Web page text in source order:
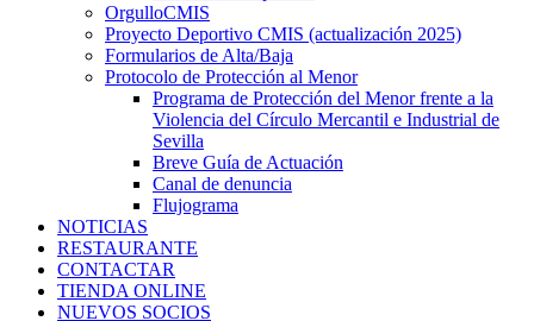
OrgulloCMIS
Proyecto Deportivo CMIS (actualización 2025)
Formularios de Alta/Baja
Protocolo de Protección al Menor
Programa de Protección del Menor frente a la
Violencia del Círculo Mercantil e Industrial de
Sevilla
Breve Guía de Actuación
Canal de denuncia
Flujograma
NOTICIAS
RESTAURANTE
CONTACTAR
TIENDA ONLINE
NUEVOS SOCIOS